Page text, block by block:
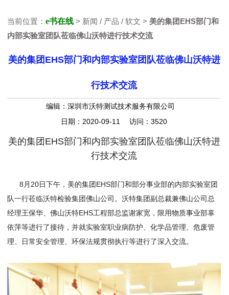
当前位置：e书在线 > 新闻 / 产品 / 软文 > 美的集团EHS部门和
内部实验室团队莅临佛山沃特进行技术交流
美的集团EHS部门和内部实验室团队莅临佛山沃特进
行技术交流
编辑：深圳市沃特测试技术服务有限公司
日期：2020-09-11 访问：3520
美的集团EHS部门和内部实验室团队莅临佛山沃特进
行技术交流
8月20日下午，美的集团EHS部门和部分事业部的内部实验室团
队一行莅临沃特检验集团佛山公司。沃特集团副总裁兼佛山公司总
经理王保华、佛山沃特EHS工程部总监谢家宽，限用物质事业部辜
依萍等进行了接待，并就实验室职业病防护、化学品管理、危废管
理、日常安全管理、环保法规贯彻执行等进行了深入交流。